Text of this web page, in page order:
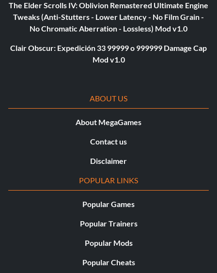
The Elder Scrolls IV: Oblivion Remastered Ultimate Engine
Tweaks (Anti-Stutters - Lower Latency - No Film Grain -
No Chromatic Aberration - Lossless) Mod v1.0
Clair Obscur: Expedición 33 99999 o 999999 Damage Cap
Mod v1.0
ABOUT US
About MegaGames
Contact us
Disclaimer
POPULAR LINKS
Popular Games
Popular Trainers
Popular Mods
Popular Cheats